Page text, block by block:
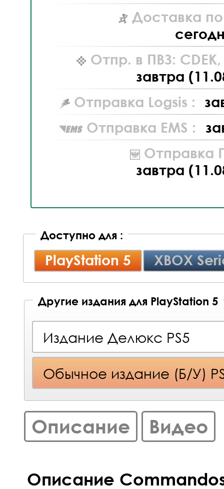
Доставка
Отпр. в ПВЗ: CDEK,
завтра
Отправка Logsis :
Отправка EMS :
Отправка
завтра
Доступно для :
PlayStation 5 XBOX
Другие издания для PlayStation 5
Издание Делюкс PS5
Обычное издание (Б/У)
Описание Видео
Описание